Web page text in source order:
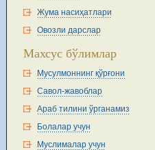
Жума насиҳатлари
Овозли дарслар
Махсус бўлимлар
Мусулмоннинг қўрғони
Савол-жавоблар
Араб тилини ўрганамиз
Болалар учун
Муслималар учун